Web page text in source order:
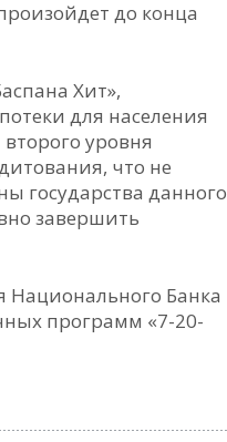
до конца
Хит»,
для населения
уровня
что не
государства данного
завершить
Национального Банка
программ «7-20-